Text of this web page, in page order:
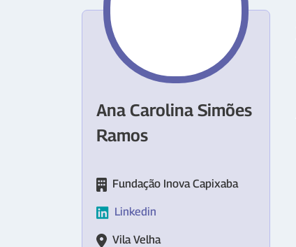
Ana Carolina Simões
Ramos
Fundação Inova Capixaba
Linkedin
Vila Velha